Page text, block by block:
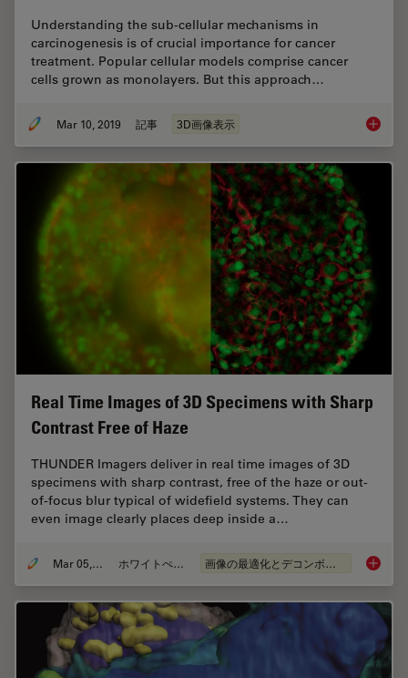
Understanding the sub-cellular mechanisms in
carcinogenesis is of crucial importance for cancer
treatment. Popular cellular models comprise cancer
cells grown as monolayers. But this approach…
Mar 10, 2019 記事 3D画像表示
Real Time Images of 3D Specimens with Sharp
Contrast Free of Haze
THUNDER Imagers deliver in real time images of 3D
specimens with sharp contrast, free of the haze or out-
of-focus blur typical of widefield systems. They can
even image clearly places deep inside a…
Mar 05, 2019 ホワイトぺーパー 画像の最適化とデコンボリューション Real